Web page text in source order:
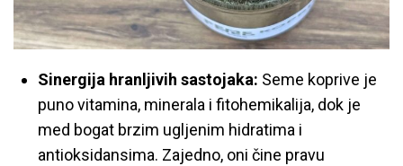
Sinergija hranljivih sastojaka: Seme koprive je
puno vitamina, minerala i fitohemikalija, dok je
med bogat brzim ugljenim hidratima i
antioksidansima. Zajedno, oni čine pravu